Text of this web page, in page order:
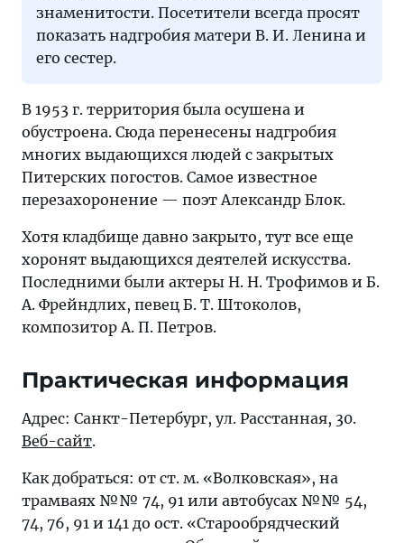
знаменитости. Посетители всегда просят
показать надгробия матери В. И. Ленина и
его сестер.
В 1953 г. территория была осушена и
обустроена. Сюда перенесены надгробия
многих выдающихся людей с закрытых
Питерских погостов. Самое известное
перезахоронение — поэт Александр Блок.
Хотя кладбище давно закрыто, тут все еще
хоронят выдающихся деятелей искусства.
Последними были актеры Н. Н. Трофимов и Б.
А. Фрейндлих, певец Б. Т. Штоколов,
композитор А. П. Петров.
Практическая информация
Адрес: Санкт-Петербург, ул. Расстанная, 30.
Веб-сайт.
Как добраться: от ст. м. «Волковская», на
трамваях №№ 74, 91 или автобусах №№ 54,
74, 76, 91 и 141 до ост. «Старообрядческий